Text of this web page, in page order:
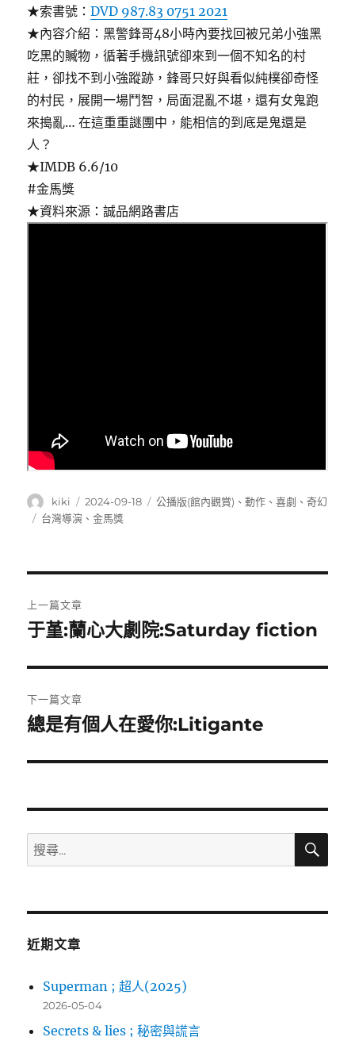
★索書號：DVD 987.83 0751 2021
★內容介紹：黑警鋒哥48小時內要找回被兄弟小強黑
吃黑的贓物，循著手機訊號卻來到一個不知名的村
莊，卻找不到小強蹤跡，鋒哥只好與看似純樸卻奇怪
的村民，展開一場鬥智，局面混亂不堪，還有女鬼跑
來搗亂… 在這重重謎團中，能相信的到底是鬼還是
人？
★IMDB 6.6/10
#金馬獎
★資料來源：誠品網路書店
作
者
kiki
發
佈
2024-09-18
分
公播版(館內觀賞) 、動作 、喜劇 、奇幻
標
台灣導演 、金馬獎
章
覽
上一篇文章
上
篇
文
章:
于堇:蘭心大劇院:Saturday fiction
下一篇文章
下
篇
章:
總是有個人在愛你:Litigante
搜
尋
鍵
搜
近期文章
Superman ; 超人(2025)
2026-05-04
Secrets & lies ; 秘密與謊言